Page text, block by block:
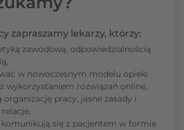
zapraszamy lekarzy, którzy:
zawodową, odpowiedzialnością
w nowoczesnym modelu opieki
wykorzystaniem rozwiązań online,
organizację pracy, jasne zasady i
się z pacjentem w formie